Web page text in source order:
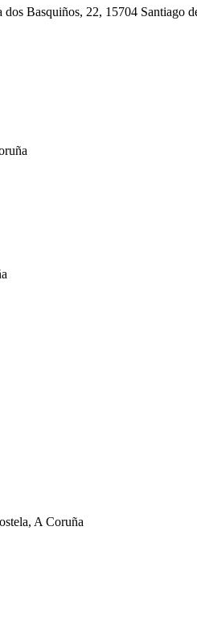
Basquiños, 22, 15704 Santiago
A Coruña